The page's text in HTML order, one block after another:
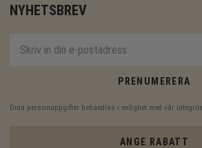
NYHETSBREV
PRENUMERERA
Dina personuppgifter behandlas i enlighet med vår
ANGE RABATT